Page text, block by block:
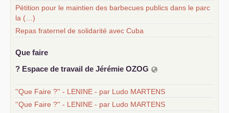
Pétition pour le maintien des barbecues publics dans le parc
la (…)
Repas fraternel de solidarité avec Cuba
Que faire
? Espace de travail de Jérémie OZOG
''Que Faire ?'' - LENINE - par Ludo MARTENS
''Que Faire ?'' - LENINE - par Ludo MARTENS